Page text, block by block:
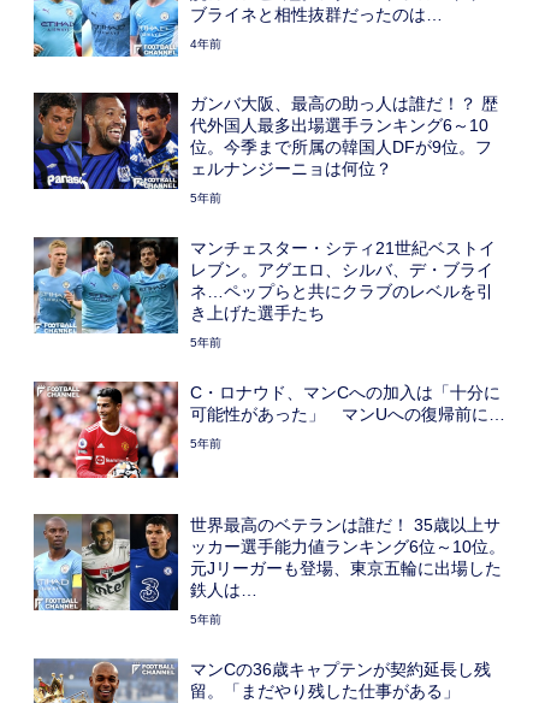
ブライネと相性抜群だったのは…
4年前
ガンバ大阪、最高の助っ人は誰だ！？ 歴
代外国人最多出場選手ランキング6～10
位。今季まで所属の韓国人DFが9位。フ
ェルナンジーニョは何位？
5年前
マンチェスター・シティ21世紀ベストイ
レブン。アグエロ、シルバ、デ・ブライ
ネ…ペップらと共にクラブのレベルを引
き上げた選手たち
5年前
C・ロナウド、マンCへの加入は「十分に
可能性があった」 マンUへの復帰前に…
5年前
世界最高のベテランは誰だ！ 35歳以上サ
ッカー選手能力値ランキング6位～10位。
元Jリーガーも登場、東京五輪に出場した
鉄人は…
5年前
マンCの36歳キャプテンが契約延長し残
留。「まだやり残した仕事がある」